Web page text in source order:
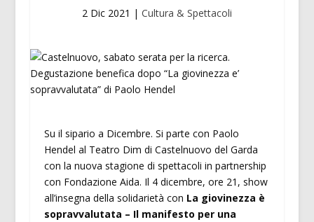
2 Dic 2021 | Cultura & Spettacoli
Su il sipario a Dicembre. Si parte con Paolo
Hendel al Teatro Dim di Castelnuovo del Garda
con la nuova stagione di spettacoli in partnership
con Fondazione Aida. Il 4 dicembre, ore 21, show
all’insegna della solidarietà con La giovinezza è
sopravvalutata – Il manifesto per una